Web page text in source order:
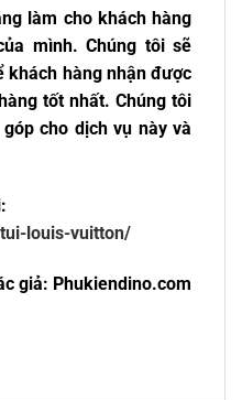
làm cho khách hàng
mình. Chúng tôi sẽ
khách hàng nhận được
tốt nhất. Chúng tôi
cho dịch vụ này và
louis-vuitton/
giả: Phukiendino.com